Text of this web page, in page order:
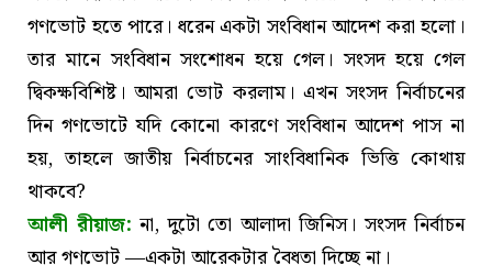
গণভোট হতে পারে। ধরেন একটা সংবিধান আদেশ করা হলো।
তার মানে সংবিধান সংশোধন হয়ে গেল। সংসদ হয়ে গেল
দ্বিকক্ষবিশিষ্ট। আমরা ভোট করলাম। এখন সংসদ নির্বাচনের
দিন গণভোটে যদি কোনো কারণে সংবিধান আদেশ পাস না
হয়, তাহলে জাতীয় নির্বাচনের সাংবিধানিক ভিত্তি কোথায়
থাকবে?
আলী রীয়াজ: না, দুটো তো আলাদা জিনিস। সংসদ নির্বাচন
আর গণভোট —একটা আরেকটার বৈধতা দিচ্ছে না।